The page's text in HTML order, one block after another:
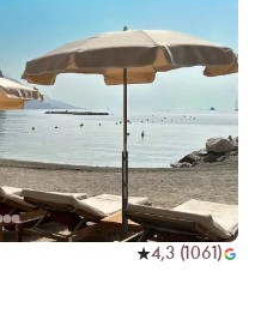
4,3(1061 )